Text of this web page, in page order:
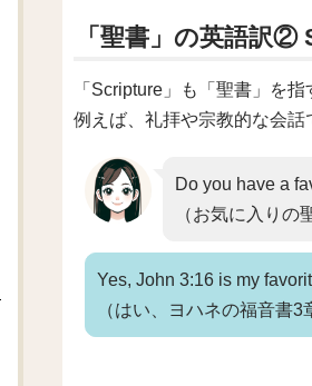
「聖書」の英語訳②
「Scripture」も「聖書」を
例えば、礼拝や宗教的な会話
Do you have a
（お気に入りの
Yes, John 3:16 is my
（はい、ヨハネの福音書